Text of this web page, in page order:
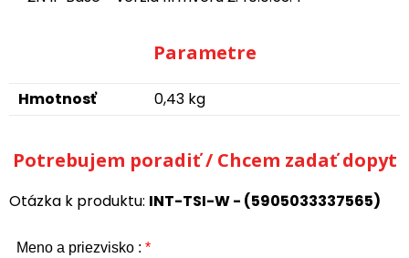
Parametre
Hmotnosť 0,43 kg
Potrebujem poradiť / Chcem zadať dopyt
Otázka k produktu: INT-TSI-W - (5905033337565)